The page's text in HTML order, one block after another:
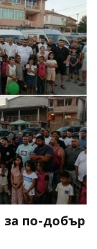
за по-добър